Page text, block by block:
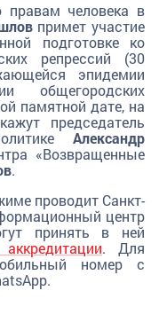
правам человека в
примет участие
подготовке ко
репрессий (30
эпидемии
общегородских
памятной дате, на
председатель
Александр
«Возвращенные
.
проводит Санкт-
центр
принять в ней
. Для
номер с